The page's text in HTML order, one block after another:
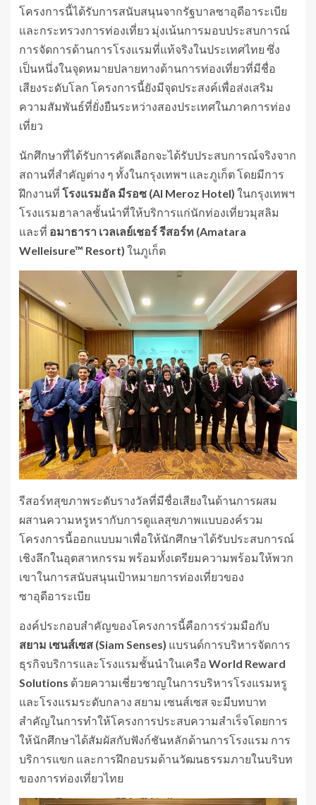
โครงการนี้ได้รับการสนับสนุนจากรัฐบาลซาอุดีอาระเบีย
และกระทรวงการท่องเที่ยว มุ่งเน้นการมอบประสบการณ์
การจัดการด้านการโรงแรมที่แท้จริงในประเทศไทย ซึ่ง
เป็นหนึ่งในจุดหมายปลายทางด้านการท่องเที่ยวที่มีชื่อ
เสียงระดับโลก โครงการนี้ยังมีจุดประสงค์เพื่อส่งเสริม
ความสัมพันธ์ที่ยั่งยืนระหว่างสองประเทศในภาคการท่อง
เที่ยว
นักศึกษาที่ได้รับการคัดเลือกจะได้รับประสบการณ์จริงจาก
สถานที่สำคัญต่าง ๆ ทั้งในกรุงเทพฯ และภูเก็ต โดยมีการ
ฝึกงานที่ โรงแรมอัล มีรอซ (Al Meroz Hotel) ในกรุงเทพฯ
โรงแรมฮาลาลชั้นนำที่ให้บริการแก่นักท่องเที่ยวมุสลิม
และที่ อมาธารา เวลเลย์เชอร์ รีสอร์ท (Amatara
Welleisure™ Resort) ในภูเก็ต
รีสอร์ทสุขภาพระดับรางวัลที่มีชื่อเสียงในด้านการผสม
ผสานความหรูหรากับการดูแลสุขภาพแบบองค์รวม
โครงการนี้ออกแบบมาเพื่อให้นักศึกษาได้รับประสบการณ์
เชิงลึกในอุตสาหกรรม พร้อมทั้งเตรียมความพร้อมให้พวก
เขาในการสนับสนุนเป้าหมายการท่องเที่ยวของ
ซาอุดีอาระเบีย
องค์ประกอบสำคัญของโครงการนี้คือการร่วมมือกับ
สยาม เซนส์เซส (Siam Senses) แบรนด์การบริหารจัดการ
ธุรกิจบริการและโรงแรมชั้นนำในเครือ World Reward
Solutions ด้วยความเชี่ยวชาญในการบริหารโรงแรมหรู
และโรงแรมระดับกลาง สยาม เซนส์เซส จะมีบทบาท
สำคัญในการทำให้โครงการประสบความสำเร็จโดยการ
ให้นักศึกษาได้สัมผัสกับฟังก์ชันหลักด้านการโรงแรม การ
บริการแขก และการฝึกอบรมด้านวัฒนธรรมภายในบริบท
ของการท่องเที่ยวไทย